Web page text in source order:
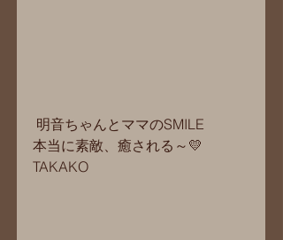
明音ちゃんとママのSMILE
本当に素敵、癒される～💛
TAKAKO